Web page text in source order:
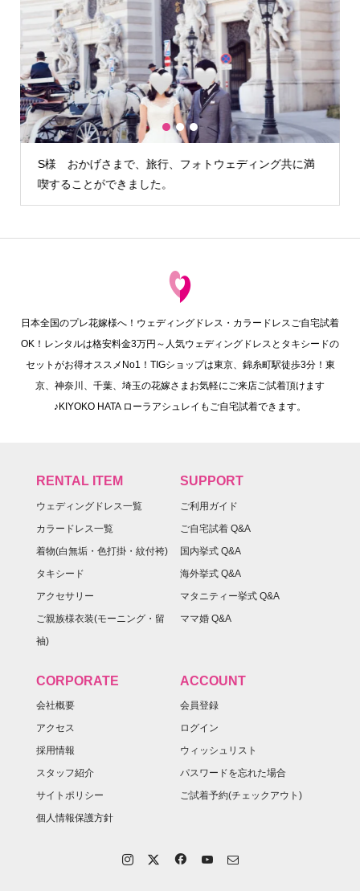
H様 カメラマンさんが雨の降らない時間を見計らって外
でも写真を撮る…
1 2 3
日本全国のプレ花嫁様へ！ウェディングドレス・カラードレスご自宅試着
OK！レンタルは格安料金3万円～人気ウェディングドレスとタキシードの
セットがお得オススメNo1！TIGショップは東京、錦糸町駅徒歩3分！東
京、神奈川、千葉、埼玉の花嫁さまお気軽にご来店ご試着頂けます
♪KIYOKO HATA ローラアシュレイもご自宅試着できます。
RENTAL ITEM
ウェディングドレス一覧
カラードレス一覧
着物(白無垢・色打掛・紋付袴)
タキシード
アクセサリー
ご親族様衣装(モーニング・留
袖)
SUPPORT
ご利用ガイド
ご自宅試着 Q&A
国内挙式 Q&A
海外挙式 Q&A
マタニティー挙式 Q&A
ママ婚 Q&A
CORPORATE
会社概要
アクセス
採用情報
スタッフ紹介
サイトポリシー
個人情報保護方針
ACCOUNT
会員登録
ログイン
ウィッシュリスト
パスワードを忘れた場合
ご試着予約(チェックアウト)